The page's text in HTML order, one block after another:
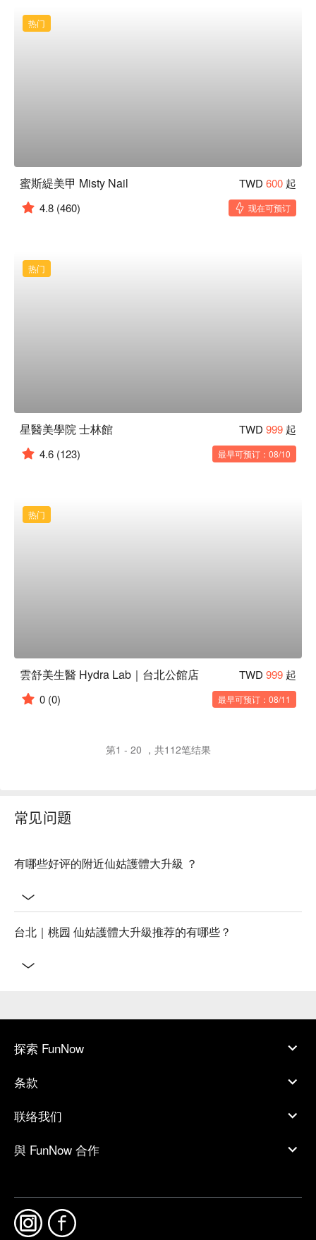
热门
蜜斯緹美甲 Misty Nail TWD 600 起
4.8 (460) 现在可预订
热门
星醫美學院 士林館 TWD 999 起
4.6 (123) 最早可预订：08/10
热门
雲舒美生醫 Hydra Lab｜台北公館店 TWD 999 起
0 (0) 最早可预订：08/11
第1 - 20 ，共112笔结果
常见问题
有哪些好评的附近仙姑護體大升級 ？
台北｜桃园 仙姑護體大升級推荐的有哪些？
探索 FunNow
条款
联络我们
與 FunNow 合作